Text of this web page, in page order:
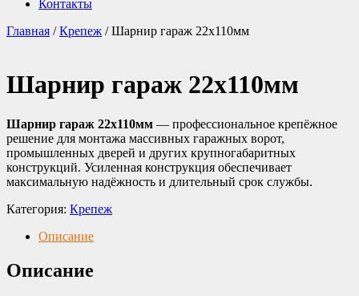
Контакты
Главная /Крепеж / Шарнир гараж 22х110мм
Шарнир гараж 22х110мм
Шарнир гараж 22х110мм — профессиональное крепёжное
решение для монтажа массивных гаражных ворот,
промышленных дверей и других крупногабаритных
конструкций. Усиленная конструкция обеспечивает
максимальную надёжность и длительный срок службы.
Категория: Крепеж
Описание
Описание